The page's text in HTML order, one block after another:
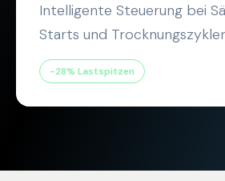
Intelligente Steuerung bei
Starts und
-28% Lastspitzen